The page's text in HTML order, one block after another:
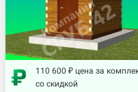
110 600 ₽ цена за
со скидкой